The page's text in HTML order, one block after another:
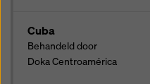
Cuba
Behandeld door
Doka Centroamérica